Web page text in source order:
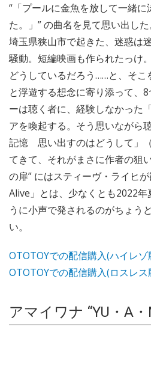
“「プールに金魚を放して一緒に
た。」” の曲名を見て思い出し
埼玉県狭山市で起きた、迷惑は
騒動。短編映画も作られたっけ
どうしているだろう……と、そこ
と浮遊する想念に寄り添って、
ーは聴く者に、経験しなかった
アを喚起する。そう思いながら
記憶 思い出すのはどうして」（
てきて、それがまさに作者の狙
の扉” にはスティーヴ・ライヒ
Alive」とは、少なくとも2022
うに小声で発されるのがちょう
い。
OTOTOYでの配信購入(ハイレ
OTOTOYでの配信購入(ロスレ
アマイワナ “YU・A・